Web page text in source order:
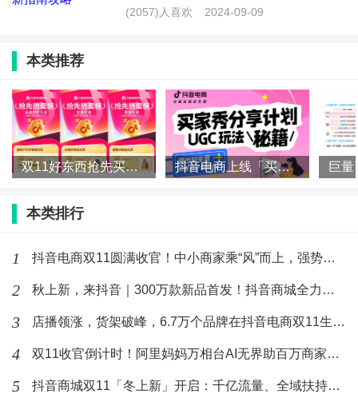
足以见得UGC在生意带动上的强大潜力。
对商家而言，UGC是实现低成本增长的生意引擎。相
较于传统内容创作需要投入的人力、物力与时间成本，
UGC的核心优势在于“小投入撬动大回报”。数据显示，商家
系统性运营UGC后，流量提升超200倍，GMV增长超500
倍，长期ROI稳定在30-40之间。UGC真正为商家生意实现
很多商家在做UGC时，常会陷入“不知道让用户拍什
(2057)人喜欢 2024-09-09
本类推荐
双11好东西抢先买，抖音电商各行业爆款榜来了！ 抖音电商上线「买家秀」！一文读懂如何让好内容“自带”好生意
本类排行
1 抖音电商双11圆满收官！中小商家乘“风”而上，强势增长
2 秋上新，来抖音｜300万款新品首发！抖音商城全力推爆“好新品
3 店播领涨，货架破峰，6.7万个品牌在抖音电商双11生意翻倍
4 双11收官倒计时！阿里妈妈万相台AI无界助百万商家质赢全场景
5 抖音商城双11「冬上新」开启：千亿流量、全域扶持，助推“好新